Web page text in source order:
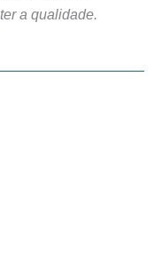
a qualidade.